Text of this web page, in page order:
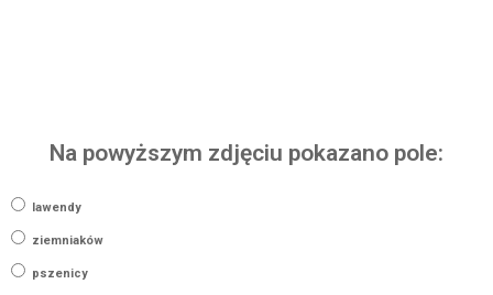
Na powyższym zdjęciu pokazano pole:
lawendy
ziemniaków
pszenicy